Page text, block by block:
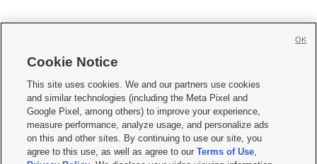
     
Mobile Apps| Newsletter|Advertise|Contact Us|Careers with KSL.com
Terms of use Privacy Statement| Video Consent Viewing Policy
Do Not Sell or Share My Data|EEO Public File Report| KSL-TV FCC Public File
KSL FM Radio FCC Public File|KSL AM Radio FCC Public File |FCC Applications
Closed Captioning Assistance
Cookie Notice
This site uses cookies. We and our partners use cookies
and similar technologies (including the Meta Pixel and
Google Pixel, among others) to improve your experience,
measure performance, analyze usage, and personalize ads
on this and other sites. By continuing to use our site, you
agree to this use, as well as agree to ourTerms of Use,
OK